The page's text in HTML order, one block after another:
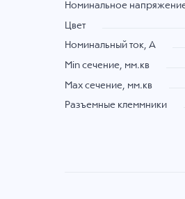
Номинальное
Цвет
Номинальный ток, А
Min сечение, мм.кв
Max сечение, мм.кв
Разъемные клеммники